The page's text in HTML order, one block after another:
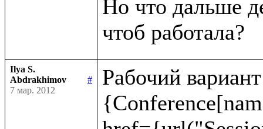
Но что дальше
Ilya S.
Abdrakhimov
#
7 мар. 2012
Рабочий